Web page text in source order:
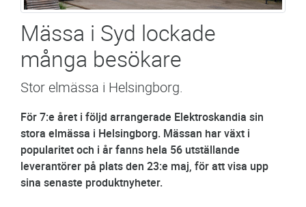
Mässa i Syd lockade
många besökare
Stor elmässa i Helsingborg.
För 7:e året i följd arrangerade Elektroskandia sin
stora elmässa i Helsingborg. Mässan har växt i
popularitet och i år fanns hela 56 utställande
leverantörer på plats den 23:e maj, för att visa upp
sina senaste produktnyheter.